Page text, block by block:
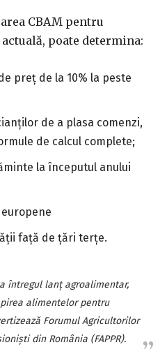
CBAM pentru
poate determina:
preţ de la 10% la peste
de a plasa comenzi,
de calcul complete;
la începutul anului
faţă de ţări terţe.
întregul lanţ agroalimentar,
alimentelor pentru
Forumul Agricultorilor
din România (FAPPR).